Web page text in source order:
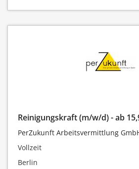
Reinigungskraft (m/w/d) - ab
PerZukunft Arbeitsvermittlung
Vollzeit
Berlin